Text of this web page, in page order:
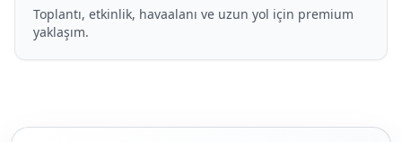
Toplantı, etkinlik, havaalanı ve uzun yol için premium
yaklaşım.